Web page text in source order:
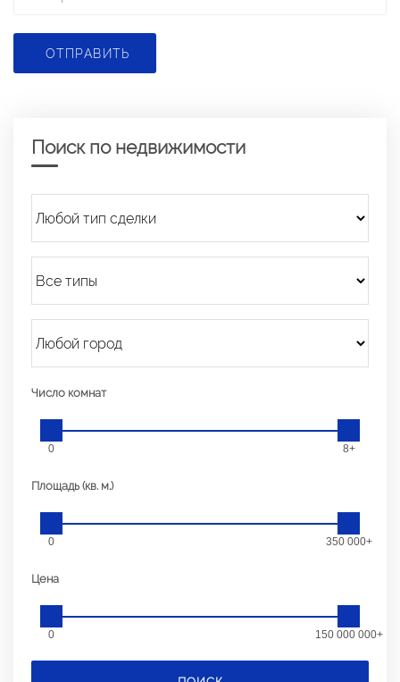
ОТПРАВИТЬ
Поиск по недвижимости
Число комнат
0 8+
Площадь (кв. м.)
0 350 000+
Цена
0 150 000 000+